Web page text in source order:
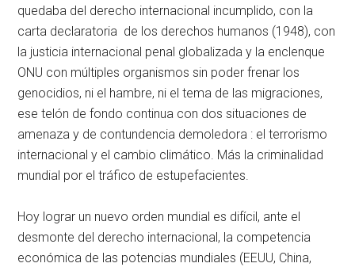
quedaba del derecho internacional incumplido, con la
carta declaratoria de los derechos humanos (1948), con
la justicia internacional penal globalizada y la enclenque
ONU con múltiples organismos sin poder frenar los
genocidios, ni el hambre, ni el tema de las migraciones,
ese telón de fondo continua con dos situaciones de
amenaza y de contundencia demoledora : el terrorismo
internacional y el cambio climático. Más la criminalidad
mundial por el tráfico de estupefacientes.
Hoy lograr un nuevo orden mundial es difícil, ante el
desmonte del derecho internacional, la competencia
económica de las potencias mundiales (EEUU, China,